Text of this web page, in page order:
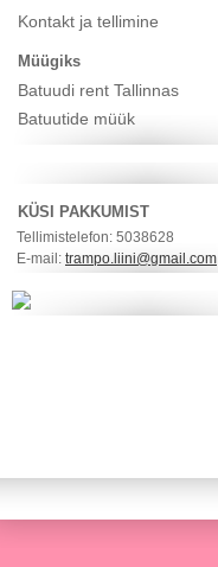
Kontakt ja tellimine
Müügiks
Batuudi rent Tallinnas
Batuutide müük
KÜSI PAKKUMIST
Tellimistelefon: 5038628
E-mail: trampo.liini@gmail.com